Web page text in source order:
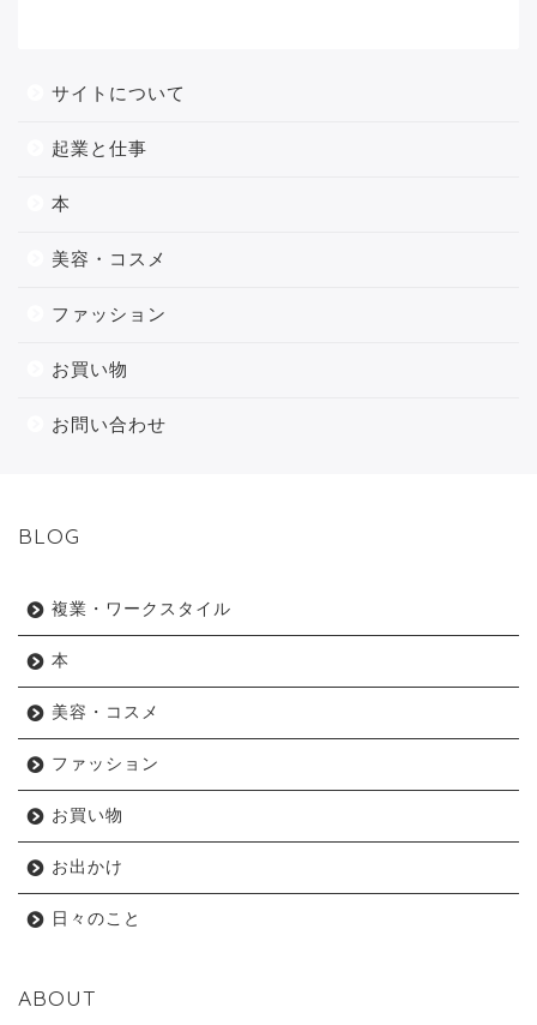
サイトについて
起業と仕事
本
美容・コスメ
ファッション
お買い物
お問い合わせ
BLOG
複業・ワークスタイル
本
美容・コスメ
ファッション
お買い物
お出かけ
日々のこと
ABOUT